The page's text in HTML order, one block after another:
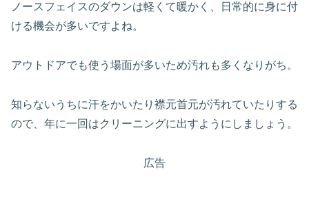
ノースフェイスのダウンは軽くて暖かく、日常的に身に付
ける機会が多いですよね。
アウトドアでも使う場面が多いため汚れも多くなりがち。
知らないうちに汗をかいたり襟元首元が汚れていたりする
ので、年に一回はクリーニングに出すようにしましょう。
広告